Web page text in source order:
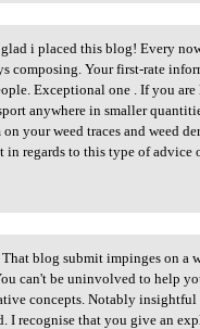
glad i placed this blog! Every
composing. Your first-rate
Exceptional one . If you
anywhere in smaller
your weed traces and weed
regards to this type of advice
blog submit impinges on a
can't be uninvolved to help
concepts. Notably
I recognise that you give an